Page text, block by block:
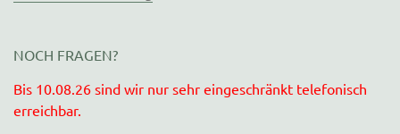
NOCH FRAGEN?
Bis 10.08.26 sind wir nur sehr eingeschränkt telefonisch
erreichbar.